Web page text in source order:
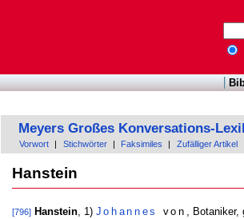
Meyers Großes Konversations-
Vorwort Stichwörter Faksimiles Zufälliger Artikel
Hanstein
[796] Hanstein, 1) Johannes von ,